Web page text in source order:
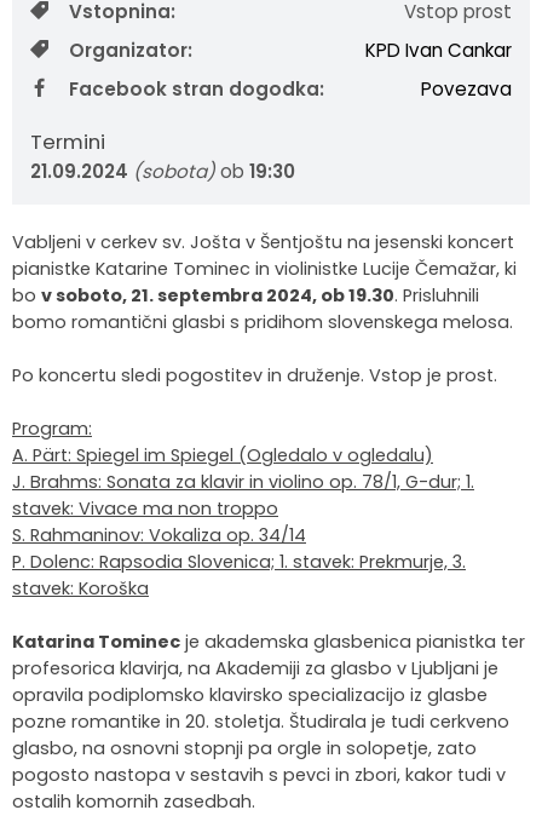
Vstopnina:
Vstop prost
Organizator:
KPD Ivan Cankar
Facebook stran dogodka:
Povezava
Termini
21.09.2024 (sobota)ob 19:30
Vabljeni v cerkev sv. Jošta v Šentjoštu na jesenski koncert
pianistke Katarine Tominec in violinistke Lucije Čemažar, ki
bo v soboto, 21. septembra 2024, ob 19.30. Prisluhnili
bomo romantični glasbi s pridihom slovenskega melosa.
Po koncertu sledi pogostitev in druženje. Vstop je prost.
Program:
A. Pärt: Spiegel im Spiegel (Ogledalo v ogledalu)
J. Brahms: Sonata za klavir in violino op. 78/1, G-dur; 1.
stavek: Vivace ma non troppo
S. Rahmaninov: Vokaliza op. 34/14
P. Dolenc: Rapsodia Slovenica; 1. stavek: Prekmurje, 3.
stavek: Koroška
Katarina Tominec je akademska glasbenica pianistka ter
profesorica klavirja, na Akademiji za glasbo v Ljubljani je
opravila podiplomsko klavirsko specializacijo iz glasbe
pozne romantike in 20. stoletja. Študirala je tudi cerkveno
glasbo, na osnovni stopnji pa orgle in solopetje, zato
pogosto nastopa v sestavih s pevci in zbori, kakor tudi v
ostalih komornih zasedbah.
Gasilstvo in civilna zaščita
Občinski nagrajenci
Turistična taksa
Vprašajte občino
Oskrba najdenih živali
Organizacije s področja socialnega varstva
Portal eUprava
Lokalni ponudniki hrane in izdelkov
Trajnostni razvoj turizma
Osmrtnice
Režijski obrat